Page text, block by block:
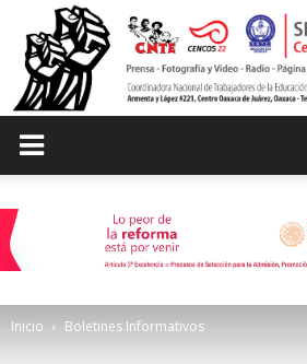
de
Inicio Boletines Informativos